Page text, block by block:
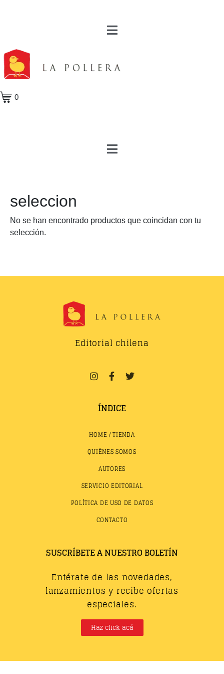
0
seleccion
No se han encontrado productos que coincidan con tu
selección.
Editorial chilena
ÍNDICE
HOME / TIENDA
QUIÉNES SOMOS
AUTORES
SERVICIO EDITORIAL
POLÍTICA DE USO DE DATOS
CONTACTO
SUSCRÍBETE A NUESTRO BOLETÍN
Entérate de las novedades,
lanzamientos y recibe ofertas
especiales.
Haz click acá